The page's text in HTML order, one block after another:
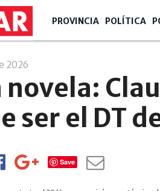
PROVINCIA POLÍTICA
2026
novela:
ser el DT
Save